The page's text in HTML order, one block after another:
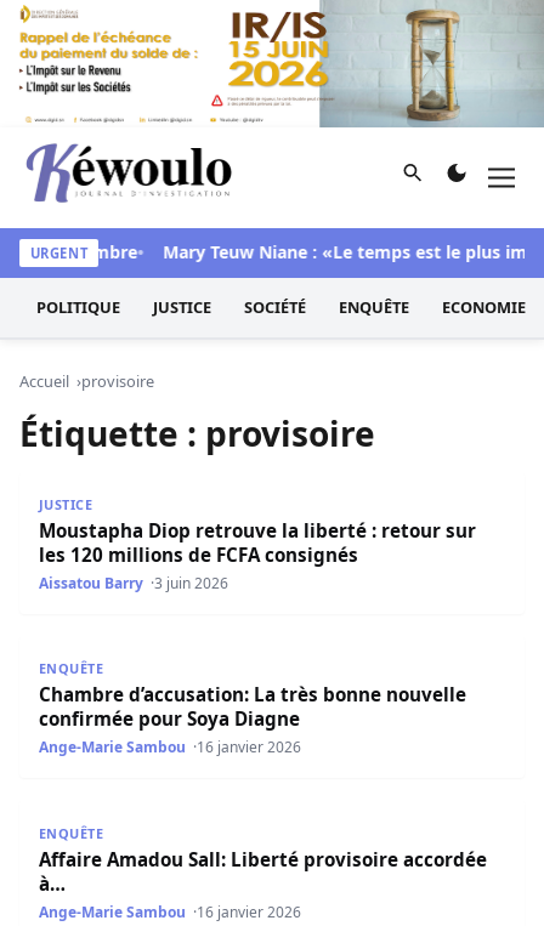
Aller au contenu
Kéwoulo, le premier site d'information et d'investigation
Rechercher
URGENT
sa chambre Mary Teuw Niane : «Le temps est le plus
POLITIQUE JUSTICE SOCIÉTÉ ENQUÊTE ECONOMIE
Accueil provisoire
Étiquette : provisoire
JUSTICE
Moustapha Diop retrouve la liberté : retour sur
les 120 millions de FCFA consignés
Aissatou Barry 3 juin 2026
ENQUÊTE
Chambre d’accusation: La très bonne nouvelle
confirmée pour Soya Diagne
Ange-Marie Sambou 16 janvier 2026
ENQUÊTE
Affaire Amadou Sall: Liberté provisoire accordée
à…
Ange-Marie Sambou 16 janvier 2026